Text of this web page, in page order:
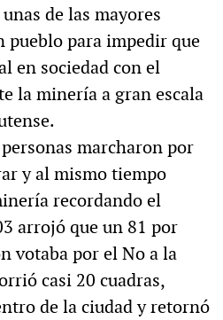
de las mayores
pueblo para impedir que
en sociedad con el
la minería a gran escala
marcharon por
y al mismo tiempo
recordando el
arrojó que un 81 por
votaba por el No a la
casi 20 cuadras,
de la ciudad y retornó